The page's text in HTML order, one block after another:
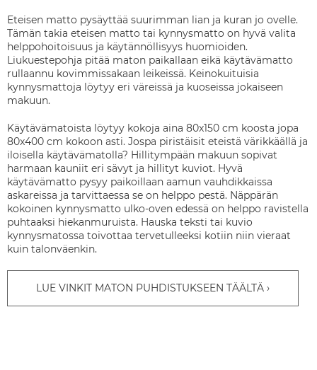
Eteisen matto pysäyttää suurimman lian ja kuran jo ovelle.
Tämän takia eteisen matto tai kynnysmatto on hyvä valita
helppohoitoisuus ja käytännöllisyys huomioiden.
Liukuestepohja pitää maton paikallaan eikä käytävämatto
rullaannu kovimmissakaan leikeissä. Keinokuituisia
kynnysmattoja löytyy eri väreissä ja kuoseissa jokaiseen
makuun.
Käytävämatoista löytyy kokoja aina 80x150 cm koosta jopa
80x400 cm kokoon asti. Jospa piristäisit eteistä värikkäällä ja
iloisella käytävämatolla? Hillitympään makuun sopivat
harmaan kauniit eri sävyt ja hillityt kuviot. Hyvä
käytävämatto pysyy paikoillaan aamun vauhdikkaissa
askareissa ja tarvittaessa se on helppo pestä. Näppärän
kokoinen kynnysmatto ulko-oven edessä on helppo ravistella
puhtaaksi hiekanmuruista. Hauska teksti tai kuvio
kynnysmatossa toivottaa tervetulleeksi kotiin niin vieraat
kuin talonväenkin.
LUE VINKIT MATON PUHDISTUKSEEN TÄÄLTÄ